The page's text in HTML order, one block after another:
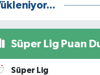
Süper Lig Puan
Süper Lig